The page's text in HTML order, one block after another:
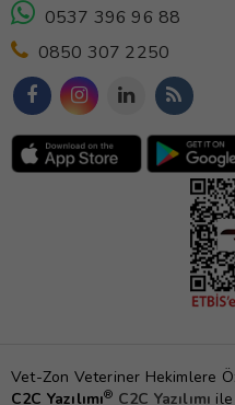
0537 396 96 88
0850 307 2250
Vet-Zon Veteriner Hekimlere
C2C Yazılımı® C2C Yazılımı ile